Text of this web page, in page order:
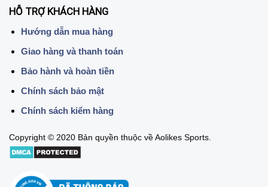
HỖ TRỢ KHÁCH HÀNG
Hướng dẫn mua hàng
Giao hàng và thanh toán
Bảo hành và hoàn tiền
Chính sách bảo mật
Chính sách kiểm hàng
Copyright © 2020 Bản quyền thuộc về Aolikes Sports.